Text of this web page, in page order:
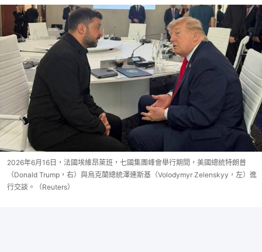
2026年6月16日，法國埃維昂萊班，七國集團峰會舉行期間，美國總統特朗普
（Donald Trump，右）與烏克蘭總統澤連斯基（Volodymyr Zelenskyy，左）進
行交談。（Reuters）